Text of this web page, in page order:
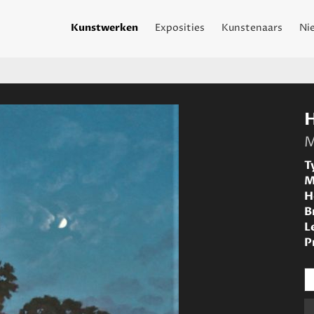
Kunstwerken Exposities Kunstenaars